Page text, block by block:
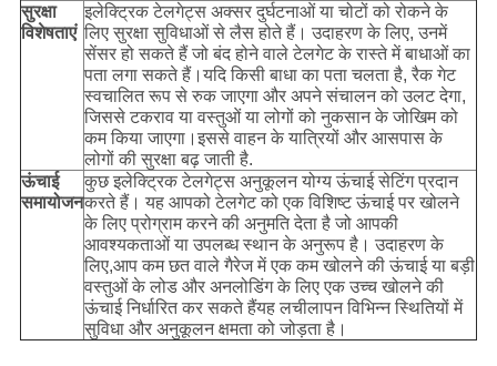
सुरक्षा
विशेषताएं
इलेक्ट्रिक टेलगेट्स अक्सर दुर्घटनाओं या चोटों को रोकने के
लिए सुरक्षा सुविधाओं से लैस होते हैं। उदाहरण के लिए, उनमें
सेंसर हो सकते हैं जो बंद होने वाले टेलगेट के रास्ते में बाधाओं का
पता लगा सकते हैं।यदि किसी बाधा का पता चलता है, रैक गेट
स्वचालित रूप से रुक जाएगा और अपने संचालन को उलट देगा,
जिससे टकराव या वस्तुओं या लोगों को नुकसान के जोखिम को
कम किया जाएगा।इससे वाहन के यात्रियों और आसपास के
लोगों की सुरक्षा बढ़ जाती है.
ऊंचाई
समायोजन
कुछ इलेक्ट्रिक टेलगेट्स अनुकूलन योग्य ऊंचाई सेटिंग प्रदान
करते हैं। यह आपको टेलगेट को एक विशिष्ट ऊंचाई पर खोलने
के लिए प्रोग्राम करने की अनुमति देता है जो आपकी
आवश्यकताओं या उपलब्ध स्थान के अनुरूप है। उदाहरण के
लिए,आप कम छत वाले गैरेज में एक कम खोलने की ऊंचाई या बड़ी
वस्तुओं के लोड और अनलोडिंग के लिए एक उच्च खोलने की
ऊंचाई निर्धारित कर सकते हैंयह लचीलापन विभिन्न स्थितियों में
सुविधा और अनुकूलन क्षमता को जोड़ता है।